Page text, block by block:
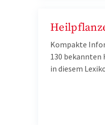
Kompakte
130
in diesem